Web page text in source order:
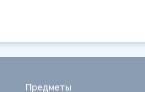
Предметы